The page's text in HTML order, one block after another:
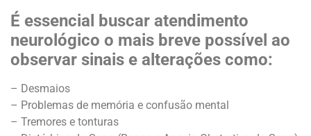
É essencial buscar atendimento
neurológico o mais breve possível ao
observar sinais e alterações como:
– Desmaios
– Problemas de memória e confusão mental
– Tremores e tonturas